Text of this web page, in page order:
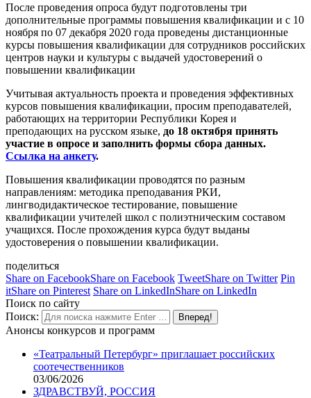
После проведения опроса будут подготовлены три
дополнительные программы повышения квалификации и с 10
ноября по 07 декабря 2020 года проведены дистанционные
курсы повышения квалификации для сотрудников российских
центров науки и культуры с выдачей удостоверений о
повышении квалификации
Учитывая актуальность проекта и проведения эффективных
курсов повышения квалификации, просим преподавателей,
работающих на территории Республики Корея и
преподающих на русском языке, до 18 октября принять
участие в опросе и заполнить формы сбора данных.
Ссылка на анкету.
Повышения квалификации проводятся по разным
направлениям: методика преподавания РКИ,
лингводидактическое тестирование, повышение
квалификации учителей школ с полиэтническим составом
учащихся. После прохождения курса будут выданы
удостоверения о повышении квалификации.
поделиться
Share on FacebookShare on Facebook TweetShare on Twitter Pin
itShare on Pinterest Share on LinkedInShare on LinkedIn
Поиск по сайту
Поиск:
Анонсы конкурсов и программ
«Театральный Петербург» приглашает российских
соотечественников
03/06/2026
ЗДРАВСТВУЙ, РОССИЯ